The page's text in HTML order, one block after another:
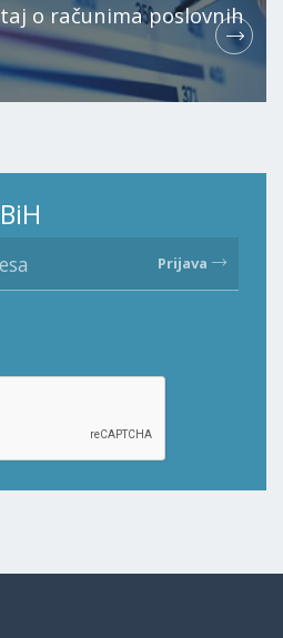
o računima poslovnih
Prijava